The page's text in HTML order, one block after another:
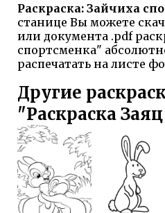
Раскраска: Зайчиха
станице Вы можете
или документа .pdf
спортсменка"
распечатать на листе
Другие
"Раскраска